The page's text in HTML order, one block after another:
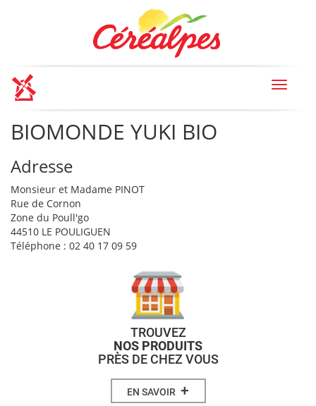
Toggle
BIOMONDE YUKI BIO
Adresse
Monsieur et Madame PINOT
Rue de Cornon
Zone du Poull'go
44510 LE POULIGUEN
Téléphone : 02 40 17 09 59
TROUVEZ
NOS PRODUITS
PRÈS DE CHEZ VOUS
EN SAVOIR +